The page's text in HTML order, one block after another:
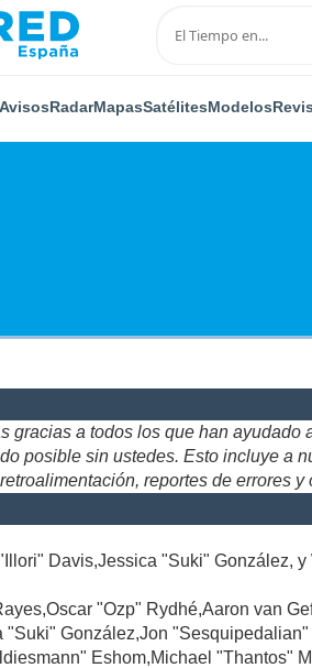
AvisosRadarMapasSatélitesModelos
gracias a todos los que han
posible sin ustedes. Esto incluye a
reportes de errores y
Davis,Jessica "Suki" González, y
"Ozp" Rydhé,Aaron van
"Suki" González,Jon
Eshom,Michael "Thantos"